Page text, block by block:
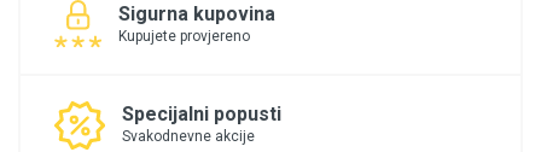
Sigurna kupovina
Kupujete provjereno
Specijalni popusti
Svakodnevne akcije